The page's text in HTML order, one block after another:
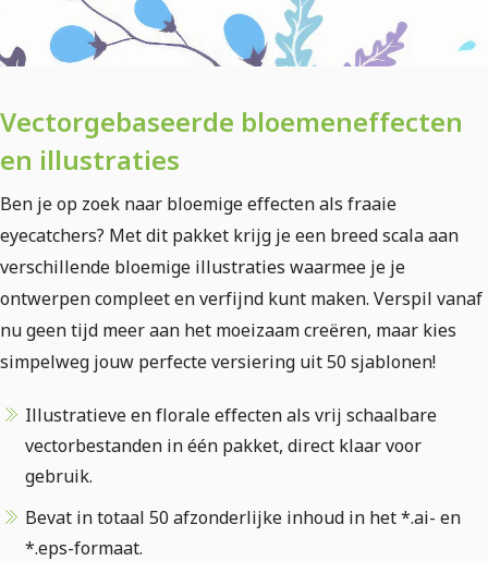
Vectorgebaseerde bloemeneffecten
en illustraties
Ben je op zoek naar bloemige effecten als fraaie
eyecatchers? Met dit pakket krijg je een breed scala aan
verschillende bloemige illustraties waarmee je je
ontwerpen compleet en verfijnd kunt maken. Verspil vanaf
nu geen tijd meer aan het moeizaam creëren, maar kies
simpelweg jouw perfecte versiering uit 50 sjablonen!
Illustratieve en florale effecten als vrij schaalbare
vectorbestanden in één pakket, direct klaar voor
gebruik.
Bevat in totaal 50 afzonderlijke inhoud in het *.ai- en
*.eps-formaat.